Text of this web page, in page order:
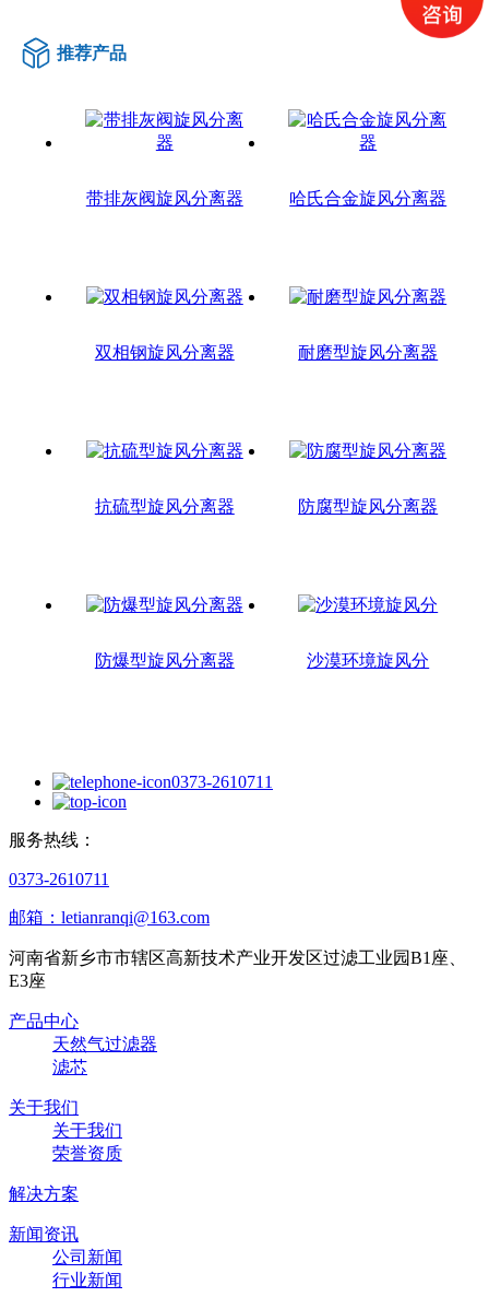
推荐产品
带排灰阀旋风分离器 哈氏合金旋风分离器
双相钢旋风分离器 耐磨型旋风分离器
抗硫型旋风分离器 防腐型旋风分离器
防爆型旋风分离器 沙漠环境旋风分
0373-2610711
服务热线：
0373-2610711
邮箱：letianranqi@163.com
河南省新乡市市辖区高新技术产业开发区过滤工业园B1座、
E3座
产品中心
天然气过滤器
滤芯
关于我们
关于我们
荣誉资质
解决方案
新闻资讯
公司新闻
行业新闻